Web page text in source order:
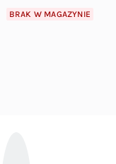
BRAK W MAGAZYNIE